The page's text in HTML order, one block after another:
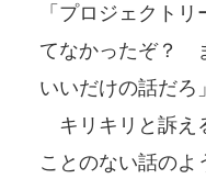
「プロジェクト
てなかったぞ？
いいだけの話だろ」
キリキリと訴え
ことのない話のよ